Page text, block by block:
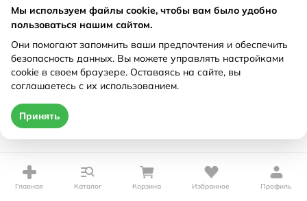
Главная Каталог Корзина Избранное Профиль
Мы используем файлы cookie, чтобы вам было удобно
пользоваться нашим сайтом.
Они помогают запомнить ваши предпочтения и обеспечить
безопасность данных. Вы можете управлять настройками
cookie в своем браузере. Оставаясь на сайте, вы
соглашаетесь с их использованием.
Принять